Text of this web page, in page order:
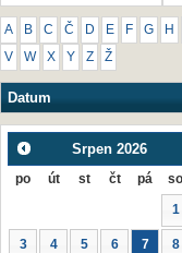
A B C Č D E F G H
V W X Y Z Ž
Datum
Srpen 2026
po út st čt pá so
1
3 4 5 6 7 8